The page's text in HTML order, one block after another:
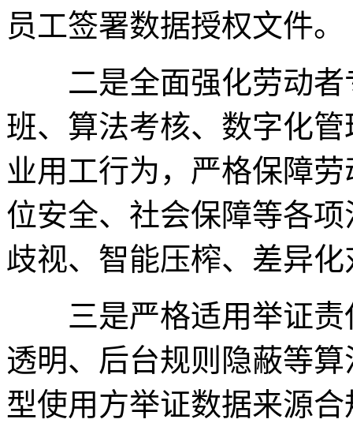
员工签署数据授权文件。
二是全面强化劳动者
班、算法考核、数字化
业用工行为，严格保障
位安全、社会保障等各
歧视、智能压榨、差异
三是严格适用举证责
透明、后台规则隐蔽等
型使用方举证数据来源